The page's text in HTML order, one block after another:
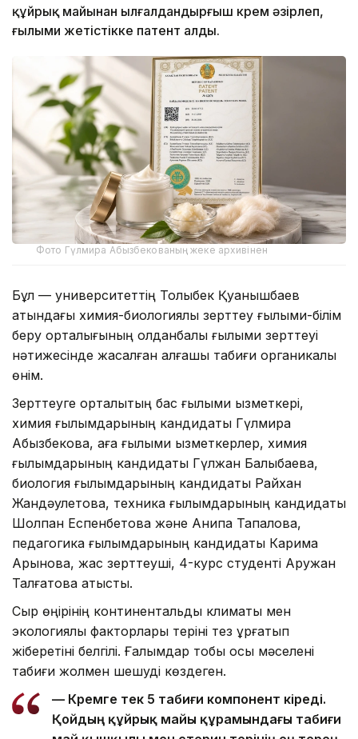
құйрық майынан ылғалдандырғыш крем әзірлеп,
ғылыми жетістікке патент алды.
Фото Гүлмира Абызбекованың жеке архивінен
Бұл — университеттің Толыбек Қуанышбаев
атындағы химия-биологиялық зерттеу ғылыми-білім
беру орталығының қолданбалы ғылыми зерттеуі
нәтижесінде жасалған алғашқы табиғи органикалық
өнім.
Зерттеуге орталықтың бас ғылыми қызметкері,
химия ғылымдарының кандидаты Гүлмира
Абызбекова, аға ғылыми қызметкерлер, химия
ғылымдарының кандидаты Гүлжан Балықбаева,
биология ғылымдарының кандидаты Райхан
Жандәулетова, техника ғылымдарының кандидаты
Шолпан Еспенбетова және Анипа Тапалова,
педагогика ғылымдарының кандидаты Карима
Арынова, жас зерттеуші, 4-курс студенті Аружан
Талғатова қатысты.
Сыр өңірінің континентальды климаты мен
экологиялық факторлары теріні тез құрғатып
жіберетіні белгілі. Ғалымдар тобы осы мәселені
табиғи жолмен шешуді көздеген.
— Кремге тек 5 табиғи компонент кіреді.
Қойдың құйрық майы құрамындағы табиғи